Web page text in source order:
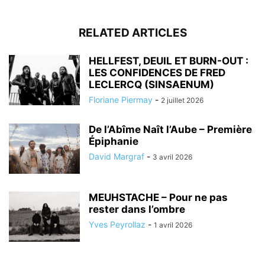
RELATED ARTICLES
HELLFEST, DEUIL ET BURN-OUT :
LES CONFIDENCES DE FRED
LECLERCQ (SINSAENUM)
Floriane Piermay - 2 juillet 2026
De l’Abîme Naît l’Aube – Première
Épiphanie
David Margraf - 3 avril 2026
MEUHSTACHE – Pour ne pas
rester dans l’ombre
Yves Peyrollaz - 1 avril 2026